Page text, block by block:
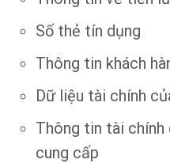
Số thẻ tín dụng
Thông tin khách
Dữ liệu tài chính
Thông tin tài chính
cung cấp